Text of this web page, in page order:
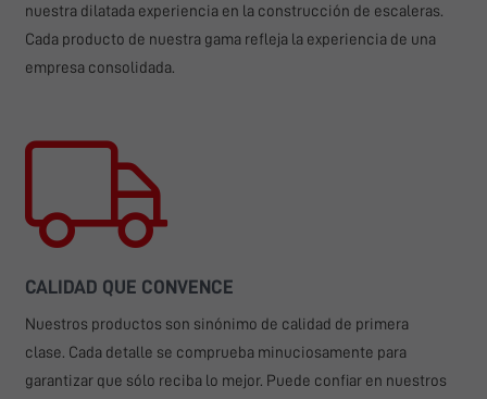
nuestra dilatada experiencia en la construcción de escaleras.
Cada producto de nuestra gama refleja la experiencia de una
empresa consolidada.
CALIDAD QUE CONVENCE
Nuestros productos son sinónimo de calidad de primera
clase. Cada detalle se comprueba minuciosamente para
garantizar que sólo reciba lo mejor. Puede confiar en nuestros